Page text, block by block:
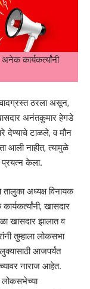
कार्यकर्त्यांनी
ठरला असून,
अनंतकुमार हेगडे
देण्याचे टाळले, व मौन
आली नाहीत, त्यामुळे
प्रयत्न केला.
अध्यक्ष विनायक
खासदार
खासदार झालात व
तुम्हाला लोकसभा
आजपर्यंत
नाराज आहेत.
लोकसभेच्या